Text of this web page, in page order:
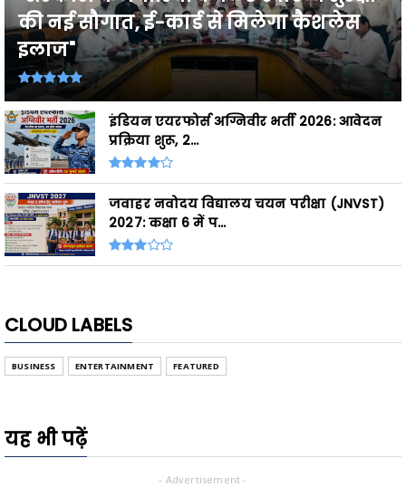
की नई सौगात, ई-कार्ड से मिलेगा कैशलेस
इलाज"
इंडियन एयरफोर्स अग्निवीर भर्ती 2026: आवेदन
प्रक्रिया शुरू, 2...
जवाहर नवोदय विद्यालय चयन परीक्षा (JNVST)
2027: कक्षा 6 में प...
CLOUD LABELS
BUSINESS ENTERTAINMENT FEATURED
यह भी पढ़ें
- Advertisement -